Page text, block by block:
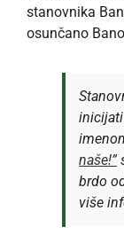
stanovnika
osunčano
naše!”
brdo
više